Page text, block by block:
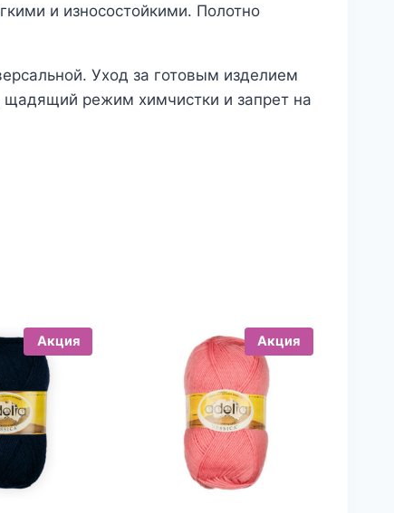
и износостойкими. Полотно
Уход за готовым изделием
щадящий режим химчистки и запрет на
Акция Акция